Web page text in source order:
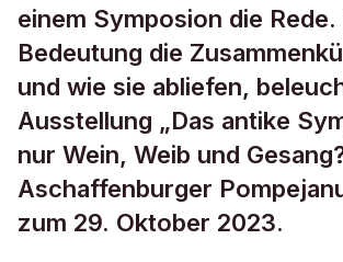
einem Symposion die Rede.
Bedeutung die
und wie sie abliefen,
Ausstellung „Das antike
nur Wein, Weib und
Aschaffenburger
zum 29. Oktober 2023.